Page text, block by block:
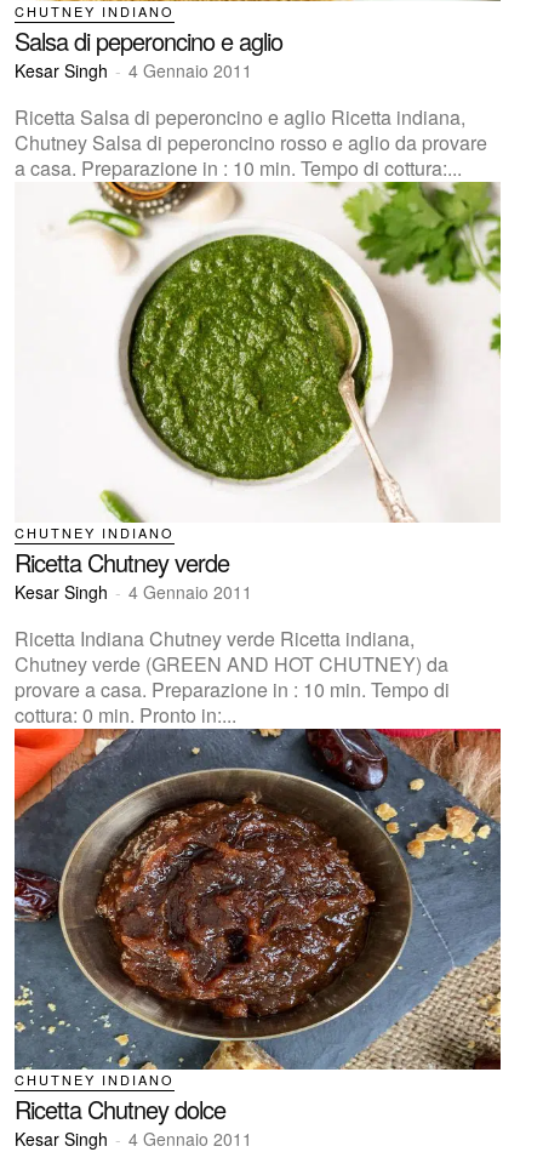
CHUTNEY INDIANO
Salsa di peperoncino e aglio
Kesar Singh - 4 Gennaio 2011
Ricetta Salsa di peperoncino e aglio Ricetta indiana,
Chutney Salsa di peperoncino rosso e aglio da provare
a casa. Preparazione in : 10 min. Tempo di cottura:...
CHUTNEY INDIANO
Ricetta Chutney verde
Kesar Singh - 4 Gennaio 2011
Ricetta Indiana Chutney verde Ricetta indiana,
Chutney verde (GREEN AND HOT CHUTNEY) da
provare a casa. Preparazione in : 10 min. Tempo di
cottura: 0 min. Pronto in:...
CHUTNEY INDIANO
Ricetta Chutney dolce
Kesar Singh - 4 Gennaio 2011